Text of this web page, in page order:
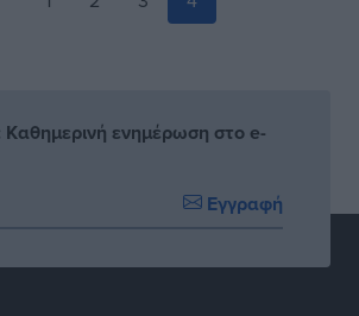
ενημέρωση στο e-
Εγγραφή